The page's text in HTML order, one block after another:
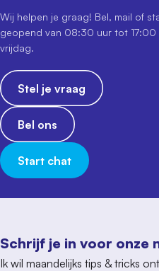
Schrijf je in voor onze
Ik wil maandelijks tips & tricks
Wij helpen je graag! Bel, mail of
geopend van 08:30 uur tot 17:00
vrijdag.
Stel je vraag
Bel ons
Start chat